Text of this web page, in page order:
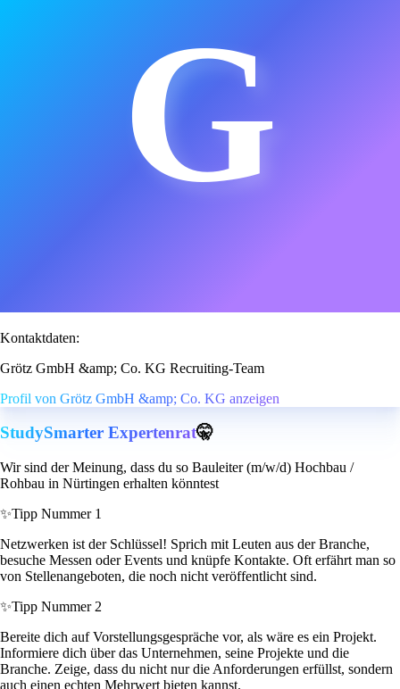
G
Kontaktdaten:
Grötz GmbH &amp; Co. KG Recruiting-Team
Profil von Grötz GmbH &amp; Co. KG anzeigen
StudySmarter Expertenrat🤫
Wir sind der Meinung, dass du so Bauleiter (m/w/d) Hochbau /
Rohbau in Nürtingen erhalten könntest
✨Tipp Nummer 1
Netzwerken ist der Schlüssel! Sprich mit Leuten aus der Branche,
besuche Messen oder Events und knüpfe Kontakte. Oft erfährt man so
von Stellenangeboten, die noch nicht veröffentlicht sind.
✨Tipp Nummer 2
Bereite dich auf Vorstellungsgespräche vor, als wäre es ein Projekt.
Informiere dich über das Unternehmen, seine Projekte und die
Branche. Zeige, dass du nicht nur die Anforderungen erfüllst, sondern
auch einen echten Mehrwert bieten kannst.